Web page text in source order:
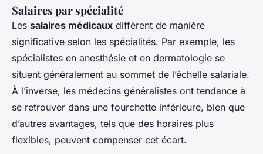
Salaires par spécialité
Les salaires médicaux diffèrent de manière
significative selon les spécialités. Par exemple, les
spécialistes en anesthésie et en dermatologie se
situent généralement au sommet de l’échelle salariale.
À l’inverse, les médecins généralistes ont tendance à
se retrouver dans une fourchette inférieure, bien que
d’autres avantages, tels que des horaires plus
flexibles, peuvent compenser cet écart.